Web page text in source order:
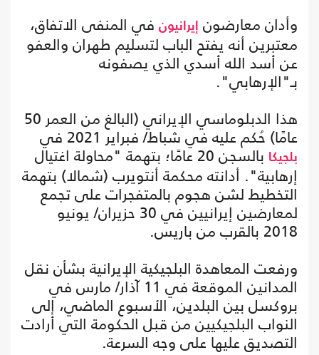
وأدان معارضون
إيرانيون في المنفى الاتفاق،
معتبرين أنه يفتح الباب لتسليم طهران والعفو
عن أسد الله أسدي الذي يصفونه
بـ"الإرهابي".
هذا الدبلوماسي الإيراني (البالغ من العمر 50
عامًا) حُكم عليه في شباط/ فبراير 2021 في
بلجيكا
بالسجن 20 عامًا؛ بتهمة "محاولة اغتيال
إرهابية". أدانته محكمة أنتويرب (شمالا) بتهمة
التخطيط لشن هجوم بالمتفجرات على تجمع
لمعارضين إيرانيين في 30 حزيران/ يونيو
2018 بالقرب من باريس.
ورفعت المعاهدة البلجيكية الإيرانية بشأن نقل
المدانين الموقعة في 11 آذار/ مارس في
بروكسل بين البلدين، الأسبوع الماضي، إلى
النواب البلجيكيين من قبل الحكومة التي أرادت
التصديق عليها على وجه السرعة.